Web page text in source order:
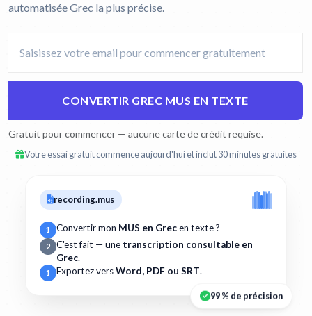
automatisée Grec la plus précise.
CONVERTIR GREC MUS EN TEXTE
Gratuit pour commencer — aucune carte de crédit requise.
Votre essai gratuit commence aujourd'hui et inclut 30 minutes gratuites
recording.mus
1 Convertir mon MUS en Grecen texte ?
2 C'est fait — une transcription consultable en
Grec.
1 Exportez versWord, PDF ou SRT.
99 % de précision